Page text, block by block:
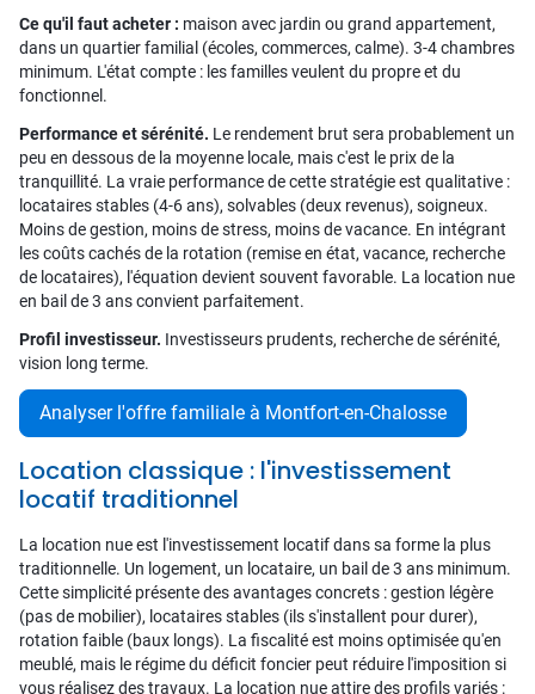
Ce qu'il faut acheter : maison avec jardin ou grand appartement,
dans un quartier familial (écoles, commerces, calme). 3-4 chambres
minimum. L'état compte : les familles veulent du propre et du
fonctionnel.
Performance et sérénité. Le rendement brut sera probablement un
peu en dessous de la moyenne locale, mais c'est le prix de la
tranquillité. La vraie performance de cette stratégie est qualitative :
locataires stables (4-6 ans), solvables (deux revenus), soigneux.
Moins de gestion, moins de stress, moins de vacance. En intégrant
les coûts cachés de la rotation (remise en état, vacance, recherche
de locataires), l'équation devient souvent favorable. La location nue
en bail de 3 ans convient parfaitement.
Profil investisseur. Investisseurs prudents, recherche de sérénité,
vision long terme.
Analyser l'offre familiale à Montfort-en-Chalosse
Location classique : l'investissement
locatif traditionnel
La location nue est l'investissement locatif dans sa forme la plus
traditionnelle. Un logement, un locataire, un bail de 3 ans minimum.
Cette simplicité présente des avantages concrets : gestion légère
(pas de mobilier), locataires stables (ils s'installent pour durer),
rotation faible (baux longs). La fiscalité est moins optimisée qu'en
meublé, mais le régime du déficit foncier peut réduire l'imposition si
vous réalisez des travaux. La location nue attire des profils variés :